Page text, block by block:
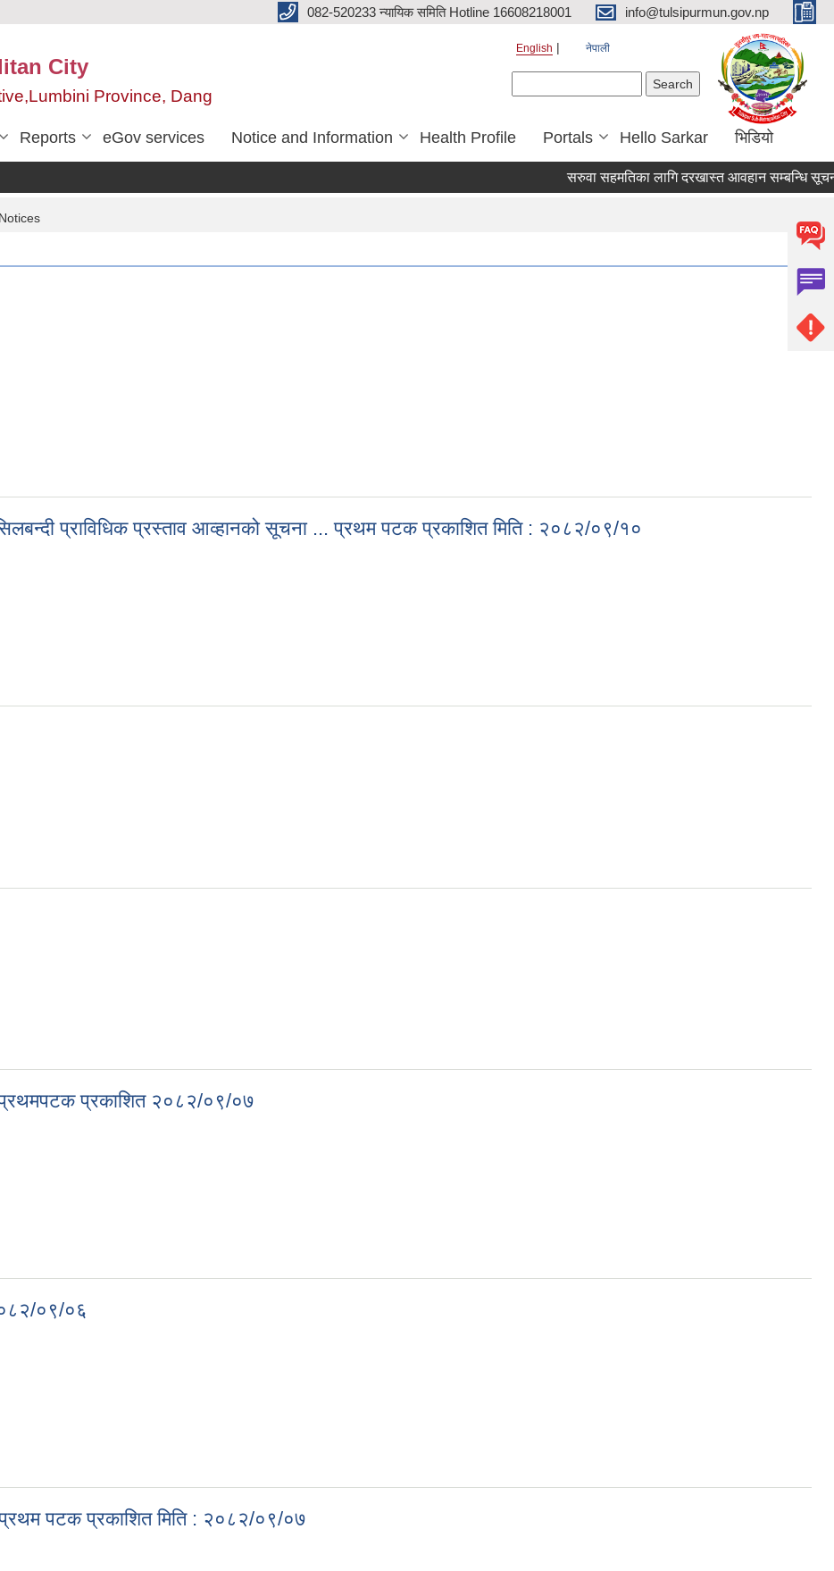
082-520233 न्यायिक समिति Hotline 16608218001 info@tulsipurmun.gov.np
City
Province, Dang
English नेपाली
Reports eGov services Notice and Information Health Profile Portals Hello Sarkar भिडियो
सरुवा सहमतिका लागि दरखास्त आवहान सम्बन्धि सूचना
प्राविधिक प्रस्ताव आव्हानको सूचना ... प्रथम पटक प्रकाशित मिति : २०८२/०९/१०
प्रकाशित २०८२/०९/०७
०९/०६
पटक प्रकाशित मिति : २०८२/०९/०७